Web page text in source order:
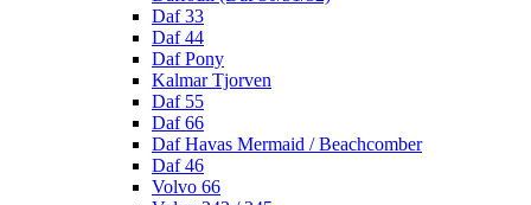
Daf 33
Daf 44
Daf Pony
Kalmar Tjorven
Daf 55
Daf 66
Daf Havas Mermaid / Beachcomber
Daf 46
Volvo 66